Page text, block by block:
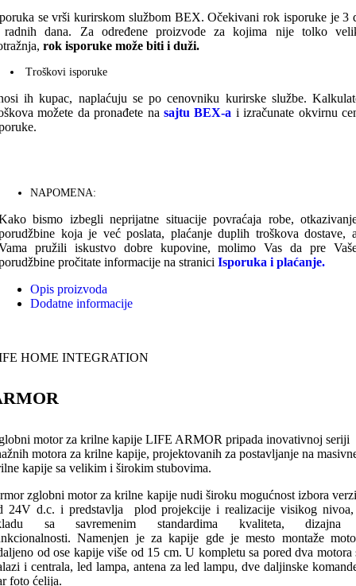
se vrši kurirskom službom BEX. Očekivani rok isporuke je 3
dana. Za određene proizvode za kojima nije tolko
rok isporuke može biti i duži.
Troškovi isporuke
ih kupac, naplaćuju se po cenovniku kurirske službe.
možete da pronađete na sajtu BEX-a i izračunate okvirnu
NAPOMENA:
bismo izbegli neprijatne situacije povraćaja robe,
koja je već poslata, plaćanje duplih troškova dostave,
pružili iskustvo dobre kupovine, molimo Vas da pre
pročitate informacije na stranici Isporuka i plaćanje.
Opis proizvoda
Dodatne informacije
HOME INTEGRATION
motor za krilne kapije LIFE ARMOR pripada inovativnoj seriji
motora za krilne kapije, projektovanih za postavljanje na
kapije sa velikim i širokim stubovima.
zglobni motor za krilne kapije nudi široku mogućnost izbora
24V d.c. i predstavlja plod projekcije i realizacije visikog
sa savremenim standardima kvaliteta,
Namenjen je za kapije gde je mesto montaže
od ose kapije više od 15 cm. U kompletu sa pored dva motora
i centrala, led lampa, antena za led lampu, dve daljinske
foto ćelija.